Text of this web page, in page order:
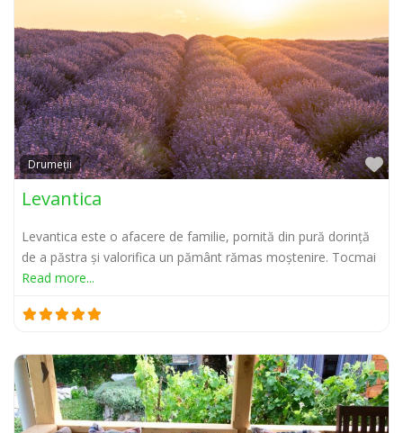
Drumeții
Levantica
Levantica este o afacere de familie, pornită din pură dorință
de a păstra și valorifica un pământ rămas moștenire. Tocmai
Read more...